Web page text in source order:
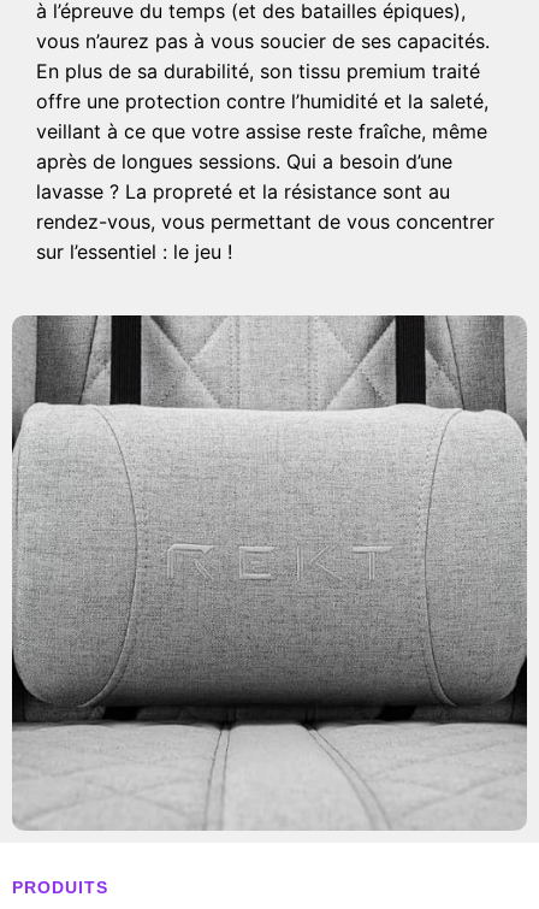
à l’épreuve du temps (et des batailles épiques),
vous n’aurez pas à vous soucier de ses capacités.
En plus de sa durabilité, son tissu premium traité
offre une protection contre l’humidité et la saleté,
veillant à ce que votre assise reste fraîche, même
après de longues sessions. Qui a besoin d’une
lavasse ? La propreté et la résistance sont au
rendez-vous, vous permettant de vous concentrer
sur l’essentiel : le jeu !
PRODUITS